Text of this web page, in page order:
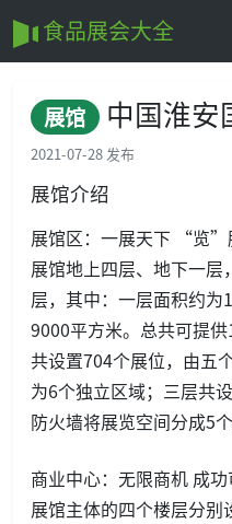
食品展会大全
展馆 中国淮安
2021-07-28 发布
展馆介绍
展馆区：一展天下 “览”
展馆地上四层、地下一
层，其中：一层面积约
9000平方米。总共可提
共设置704个展位，由五
为6个独立区域；三层共
防火墙将展览空间分成5
商业中心：无限商机 成功
展馆主体的四个楼层分